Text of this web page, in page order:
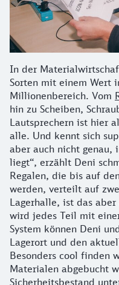
In der
Sorten mit einem Wert
Millionenbereich. Vom
hin zu Scheiben,
Lautsprechern ist hier
alle. Und kennt sich
aber auch nicht genau,
liegt“, erzählt Deni
Regalen, die bis auf
werden, verteilt auf
Lagerhalle, ist das
wird jedes Teil mit
System können Deni
Lagerort und den
Besonders cool finden
Materialen abgebucht
Sicherheitsbestand